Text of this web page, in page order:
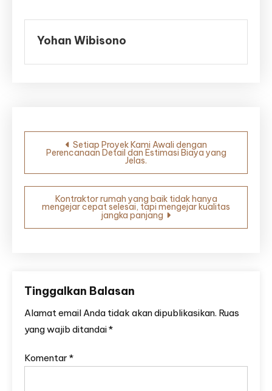
Yohan Wibisono
Navigasi
pos
Setiap Proyek Kami Awali dengan
Perencanaan Detail dan Estimasi Biaya yang
Jelas.
Kontraktor rumah yang baik tidak hanya
mengejar cepat selesai, tapi mengejar kualitas
jangka panjang
Tinggalkan Balasan
Alamat email Anda tidak akan dipublikasikan. Ruas
yang wajib ditandai*
Komentar *